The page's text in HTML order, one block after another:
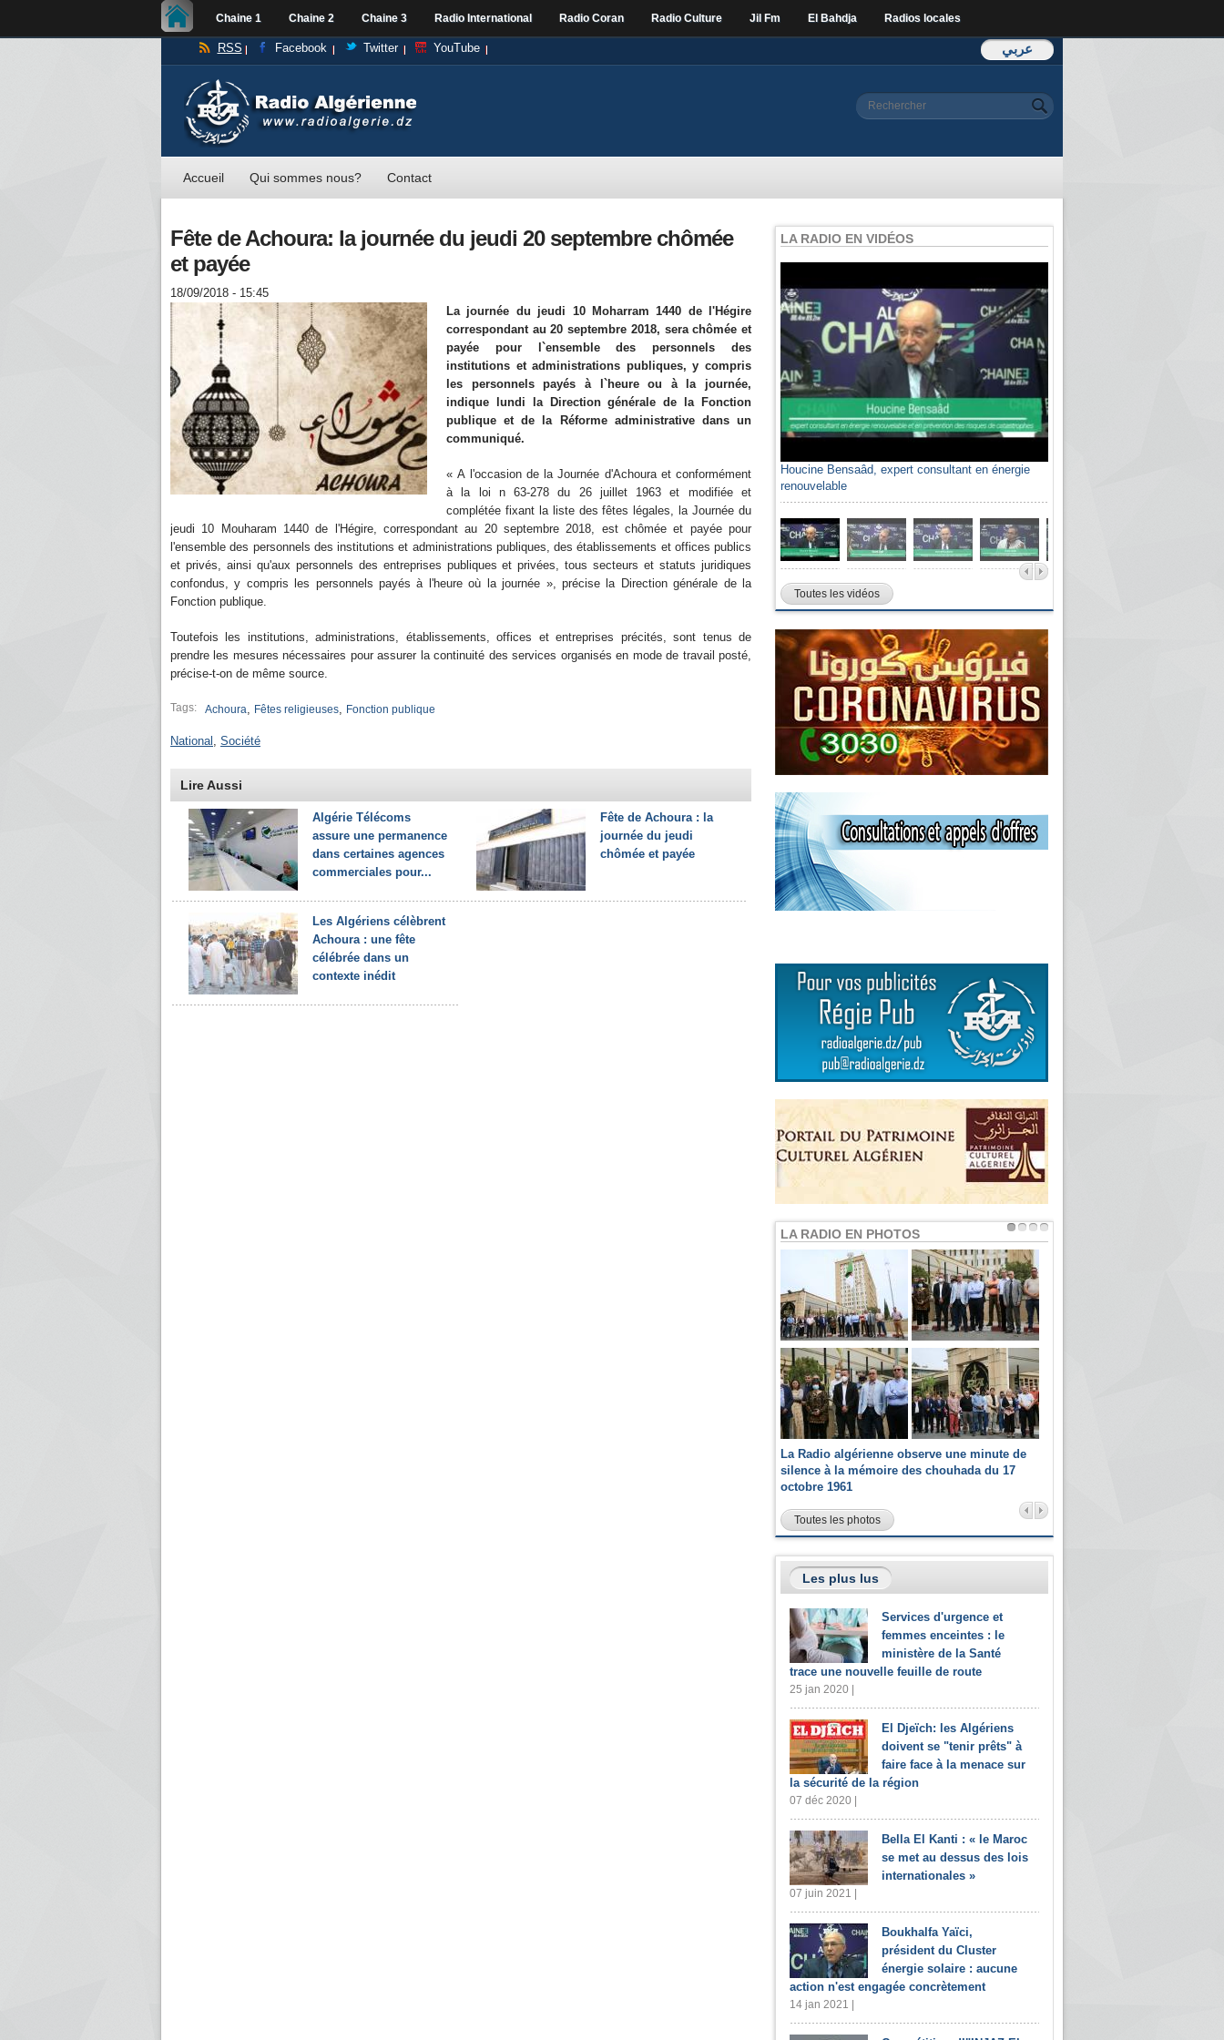
Chaine 1 Chaine 2 Chaine 3 Radio International Radio Coran Radio Culture Jil Fm El Bahdja Radios locales
عربي RSS Facebook Twitter YouTube
Formulaire de
Rechercher
Accueil Qui sommes nous? Contact
Fête de Achoura: la journée du jeudi 20 septembre chômée
et payée
18/09/2018 - 15:45
La journée du jeudi 10 Moharram 1440 de l'Hégire
correspondant au 20 septembre 2018, sera chômée et
payée pour l`ensemble des personnels des
institutions et administrations publiques, y compris
les personnels payés à l`heure ou à la journée,
indique lundi la Direction générale de la Fonction
publique et de la Réforme administrative dans un
communiqué.
« A l'occasion de la Journée d'Achoura et conformément
à la loi n 63-278 du 26 juillet 1963 et modifiée et
complétée fixant la liste des fêtes légales, la Journée du
jeudi 10 Mouharam 1440 de l'Hégire, correspondant au 20 septembre 2018, est chômée et payée pour
l'ensemble des personnels des institutions et administrations publiques, des établissements et offices publics
et privés, ainsi qu'aux personnels des entreprises publiques et privées, tous secteurs et statuts juridiques
confondus, y compris les personnels payés à l'heure où la journée », précise la Direction générale de la
Fonction publique.
Toutefois les institutions, administrations, établissements, offices et entreprises précités, sont tenus de
prendre les mesures nécessaires pour assurer la continuité des services organisés en mode de travail posté,
précise-t-on de même source.
Tags: Achoura, Fêtes religieuses, Fonction publique
National , Société
Lire Aussi
Algérie Télécoms
assure une permanence
dans certaines agences
commerciales pour...
Fête de Achoura : la
journée du jeudi
chômée et payée
Les Algériens célèbrent
Achoura : une fête
célébrée dans un
contexte inédit
LA RADIO EN VIDÉOS
Houcine Bensaâd, expert consultant en énergie
renouvelable
Toutes les vidéos
LA RADIO EN PHOTOS
La Radio algérienne observe une minute de
silence à la mémoire des chouhada du 17
octobre 1961
Toutes les photos
Les plus lus
Services d'urgence et
femmes enceintes : le
ministère de la Santé
trace une nouvelle feuille de route
25 jan 2020 |
El Djeïch: les Algériens
doivent se "tenir prêts" à
faire face à la menace sur
la sécurité de la région
07 déc 2020 |
Bella El Kanti : « le Maroc
se met au dessus des lois
internationales »
07 juin 2021 |
Boukhalfa Yaïci,
président du Cluster
énergie solaire : aucune
action n'est engagée concrètement
14 jan 2021 |